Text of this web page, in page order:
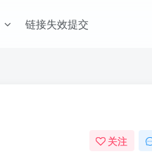
链接失效提交
关注